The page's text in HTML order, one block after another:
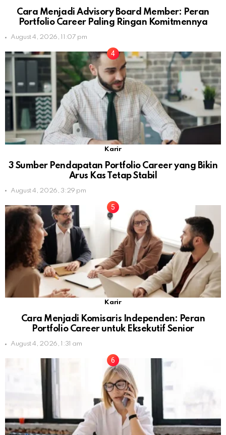
Cara Menjadi Advisory Board Member: Peran
Portfolio Career Paling Ringan Komitmennya
August 4, 2026, 11:07 pm
Karir
3 Sumber Pendapatan Portfolio Career yang Bikin
Arus Kas Tetap Stabil
August 4, 2026, 3:29 pm
Karir
Cara Menjadi Komisaris Independen: Peran
Portfolio Career untuk Eksekutif Senior
August 4, 2026, 1:31 am